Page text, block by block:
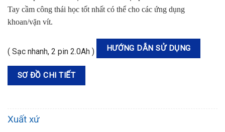
Tay cầm công thái học tốt nhất có thể cho các ứng dụng
khoan/vặn vít.
( Sạc nhanh, 2 pin 2.0Ah ) HƯỚNG DẪN SỬ DỤNG
SƠ ĐỒ CHI TIẾT
Xuất xứ